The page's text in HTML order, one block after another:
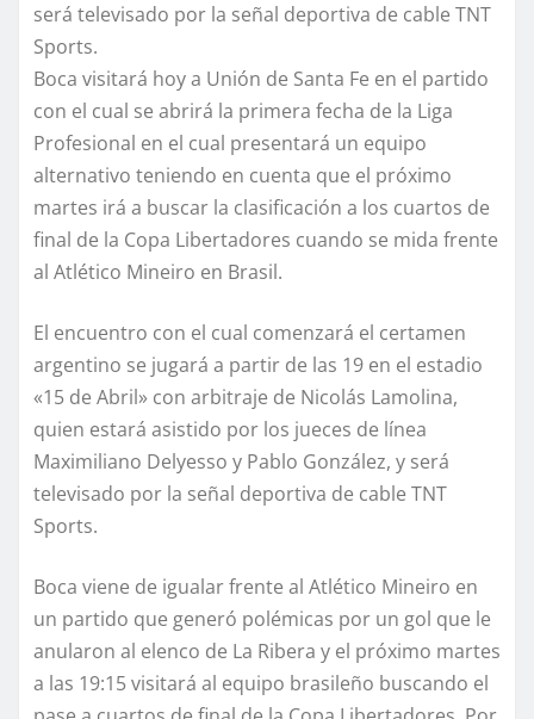
será televisado por la señal deportiva de cable TNT
Sports.
Boca visitará hoy a Unión de Santa Fe en el partido
con el cual se abrirá la primera fecha de la Liga
Profesional en el cual presentará un equipo
alternativo teniendo en cuenta que el próximo
martes irá a buscar la clasificación a los cuartos de
final de la Copa Libertadores cuando se mida frente
al Atlético Mineiro en Brasil.
El encuentro con el cual comenzará el certamen
argentino se jugará a partir de las 19 en el estadio
«15 de Abril» con arbitraje de Nicolás Lamolina,
quien estará asistido por los jueces de línea
Maximiliano Delyesso y Pablo González, y será
televisado por la señal deportiva de cable TNT
Sports.
Boca viene de igualar frente al Atlético Mineiro en
un partido que generó polémicas por un gol que le
anularon al elenco de La Ribera y el próximo martes
a las 19:15 visitará al equipo brasileño buscando el